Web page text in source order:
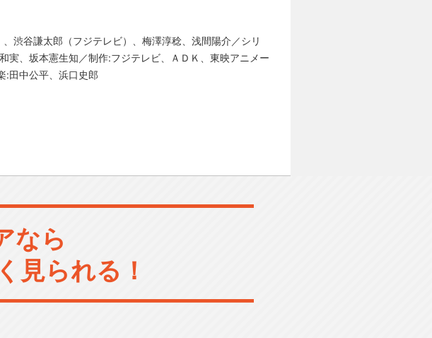
渋谷謙太郎（フジテレビ）、梅澤淳稔、浅間陽介／シリ
実、坂本憲生知／制作:フジテレビ、ＡＤＫ、東映アニメー
:田中公平、浜口史郎
なら
見られる！